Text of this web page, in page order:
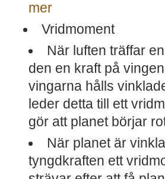
mer
Vridmoment
När luften träffar
den en kraft på
vingarna hålls
leder detta till ett
gör att planet börjar
När planet är
tyngdkraften ett